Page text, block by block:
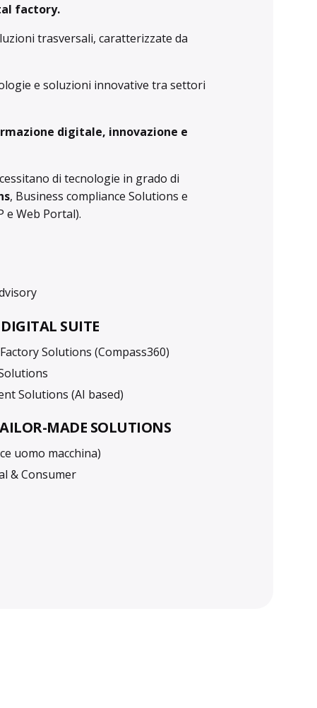
factory.
trasversali, caratterizzate da
e soluzioni innovative tra settori
digitale, innovazione e
di tecnologie in grado di
, Business compliance Solutions e
e Web Portal).
SUITE
Solutions (Compass360)
Solutions (AI based)
MADE SOLUTIONS
uomo macchina)
& Consumer